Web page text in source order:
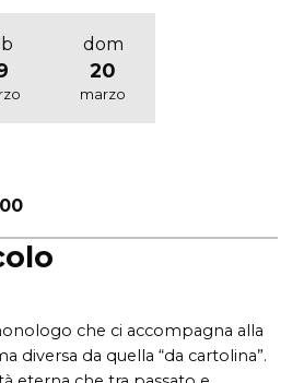
che ci accompagna alla
diversa da quella “da cartolina”.
dom
20
marzo